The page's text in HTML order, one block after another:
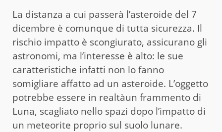
La distanza a cui passerà l’asteroide del 7
dicembre è comunque di tutta sicurezza. Il
rischio impatto è scongiurato, assicurano gli
astronomi, ma l’interesse è alto: le sue
caratteristiche infatti non lo fanno
somigliare affatto ad un asteroide. L’oggetto
potrebbe essere in realtàun frammento di
Luna, scagliato nello spazi dopo l’impatto di
un meteorite proprio sul suolo lunare.